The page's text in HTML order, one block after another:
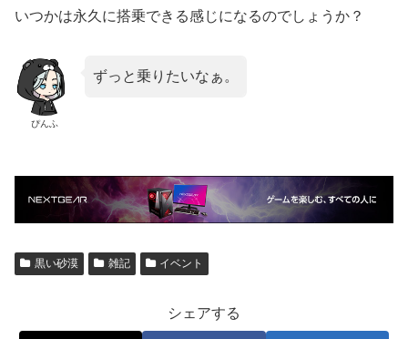
いつかは永久に搭乗できる感じになるのでしょうか？
ぴんふ
ずっと乗りたいなぁ。
黒い砂漠 雑記 イベント
シェアする